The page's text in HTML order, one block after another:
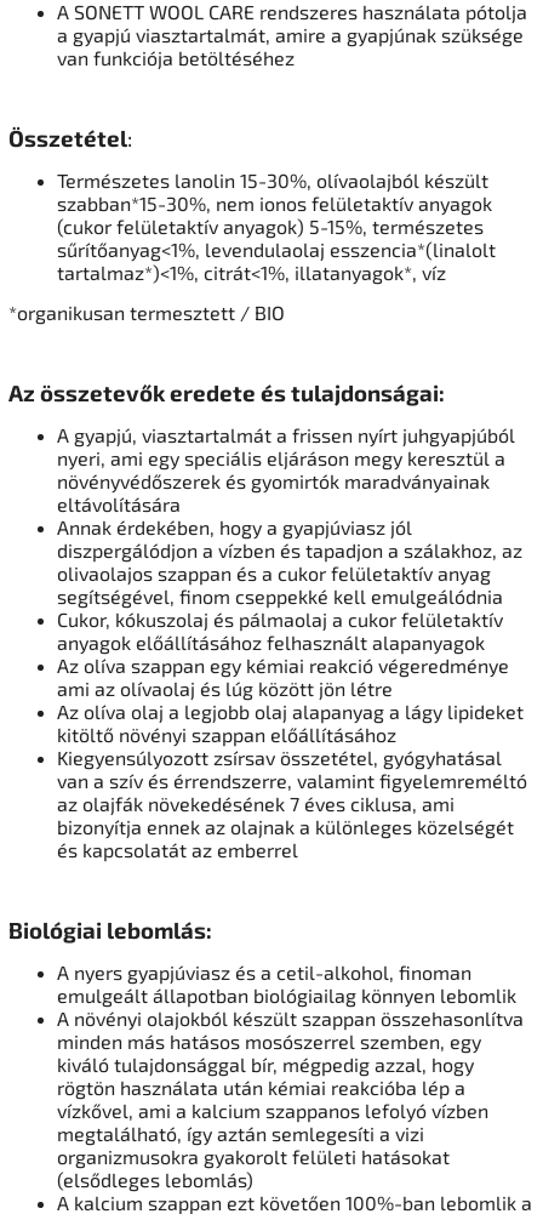
A SONETT WOOL CARE rendszeres használata pótolja
a gyapjú viasztartalmát, amire a gyapjúnak szüksége
van funkciója betöltéséhez
Összetétel:
Természetes lanolin 15-30%, olívaolajból készült
szabban*15-30%, nem ionos felületaktív anyagok
(cukor felületaktív anyagok) 5-15%, természetes
sűrítőanyag<1%, levendulaolaj esszencia*(linalolt
tartalmaz*)<1%, citrát<1%, illatanyagok*, víz
*organikusan termesztett / BIO
Az összetevők eredete és tulajdonságai:
A gyapjú, viasztartalmát a frissen nyírt juhgyapjúból
nyeri, ami egy speciális eljáráson megy keresztül a
növényvédőszerek és gyomirtók maradványainak
eltávolítására
Annak érdekében, hogy a gyapjúviasz jól
diszpergálódjon a vízben és tapadjon a szálakhoz, az
olivaolajos szappan és a cukor felületaktív anyag
segítségével, finom cseppekké kell emulgeálódnia
Cukor, kókuszolaj és pálmaolaj a cukor felületaktív
anyagok előállításához felhasznált alapanyagok
Az olíva szappan egy kémiai reakció végeredménye
ami az olívaolaj és lúg között jön létre
Az olíva olaj a legjobb olaj alapanyag a lágy lipideket
kitöltő növényi szappan előállításához
Kiegyensúlyozott zsírsav összetétel, gyógyhatásal
van a szív és érrendszerre, valamint figyelemreméltó
az olajfák növekedésének 7 éves ciklusa, ami
bizonyítja ennek az olajnak a különleges közelségét
és kapcsolatát az emberrel
Biológiai lebomlás:
A nyers gyapjúviasz és a cetil-alkohol, finoman
emulgeált állapotban biológiailag könnyen lebomlik
A növényi olajokból készült szappan összehasonlítva
minden más hatásos mosószerrel szemben, egy
kiváló tulajdonsággal bír, mégpedig azzal, hogy
rögtön használata után kémiai reakcióba lép a
vízkővel, ami a kalcium szappanos lefolyó vízben
megtalálható, így aztán semlegesíti a vizi
organizmusokra gyakorolt felületi hatásokat
(elsődleges lebomlás)
A kalcium szappan ezt követően 100%-ban lebomlik a